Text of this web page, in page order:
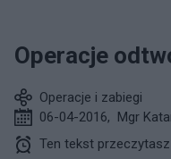
Operacje
Operacje i zabiegi
06-04-2016, Mgr
Ten tekst przeczytasz